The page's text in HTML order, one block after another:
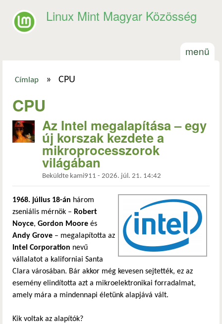
Linux Mint Magyar Közösség
menü
Címlap » CPU
CPU
Az Intel megalapítása – egy
új korszak kezdete a
mikroprocesszorok
világában
Beküldte kami911 - 2026. júl. 21. 14:42
1968. július 18-án három
zseniális mérnök – Robert
Noyce, Gordon Moore és
Andy Grove – megalapította az
Intel Corporation nevű
vállalatot a kaliforniai Santa
Clara városában. Bár akkor még kevesen sejtették, ez az
esemény elindította azt a mikroelektronikai forradalmat,
amely mára a mindennapi életünk alapjává vált.
Kik voltak az alapítók?